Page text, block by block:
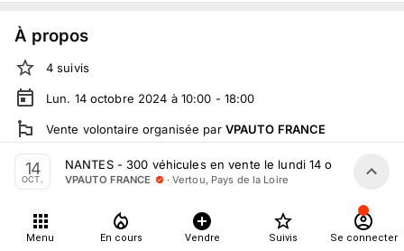
À propos
4 suivis
Lun. 14 octobre 2024 à 10:00 - 18:00
Vente volontaire organisée par VPAUTO FRANCE
En salle :362 Rte de Clisson, 44120 Vertou, France
Tout le monde peut participer
14
OCT.
NANTES - 300 véhicules en vente le lundi 14 octobre
VPAUTO FRANCE · Vertou, Pays de la Loire
Menu En cours Vendre Suivis Se connecter